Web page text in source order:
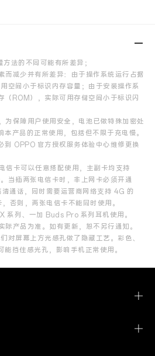
法的不同可能有所差异；
而减少并有所差异：由于操作系统运行占据
空间小于标识内存容量；由于安装操作系
（ROM），实际可用存储空间小于标识闪
为保障用户使用安全，电池已做特殊加密处
产品的正常使用，包括但不限于充电慢。
到 OPPO 官方授权服务体验中心维修更换
信卡可以任意搭配使用，主副卡均支持
当插两张电信卡时，非上网卡必须开通
通话，同时需要运营商网络支持 4G 的
否则，两张电信卡不能同时使用。
系列、一加 Buds Pro 系列耳机使用。
际产品为准。如有更新，恕不另行通知。
对屏幕上方光感孔做了隐藏工艺。彩色、
挡住感光孔，影响手机正常使用。